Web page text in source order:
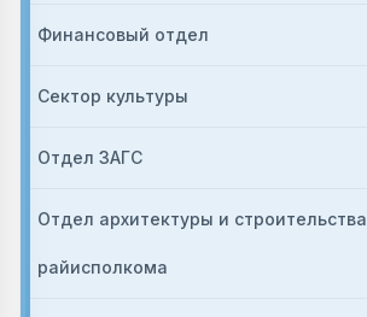
Финансовый отдел
Сектор культуры
Отдел ЗАГС
Отдел архитектуры и строительства
райисполкома